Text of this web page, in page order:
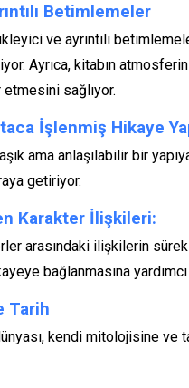
Betimlemeler
ve ayrıntılı
Ayrıca, kitabın
sağlıyor.
İşlenmiş Hikaye
ama anlaşılabilir bir
getiriyor.
Karakter İlişkileri:
arasındaki ilişkilerin
bağlanmasına
Tarih
kendi mitolojisine